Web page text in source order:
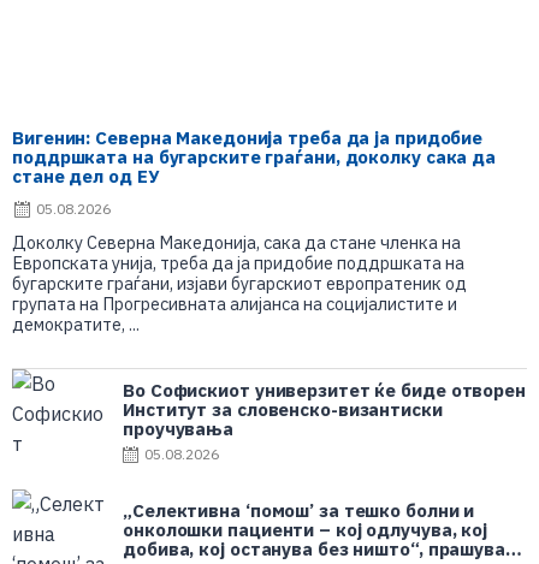
Вигенин: Северна Македонија треба да ја придобие
поддршката на бугарските граѓани, доколку сака да
стане дел од ЕУ
05.08.2026
Доколку Северна Македонија, сака да стане членка на
Европската унија, треба да ја придобие поддршката на
бугарските граѓани, изјави бугарскиот европратеник од
групата на Прогресивната алијанса на социјалистите и
демократите, ...
Во Софискиот универзитет ќе биде отворен
Институт за словенско-византиски
проучувања
05.08.2026
„Селективна ‘помош’ за тешко болни и
онколошки пациенти – кој одлучува, кој
добива, кој останува без ништо“, прашуваат